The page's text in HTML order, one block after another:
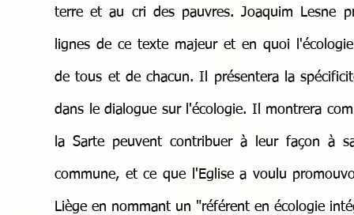
terre et au cri des pauvres. Joaquim Lesne
lignes de ce texte majeur et en quoi
de tous et de chacun. Il présentera la
dans le dialogue sur l'écologie. Il montrera
la Sarte peuvent contribuer à leur façon à
commune, et ce que l'Eglise a voulu
Liège en nommant un "référent en écologie